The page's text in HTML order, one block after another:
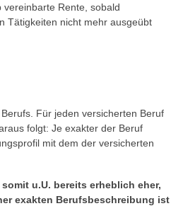
Rente, sobald
Tätigkeiten nicht mehr ausgeübt
Für jeden versicherten Beruf
folgt: Je exakter der Beruf
mit dem der versicherten
u.U. bereits erheblich eher,
exakten Berufsbeschreibung ist